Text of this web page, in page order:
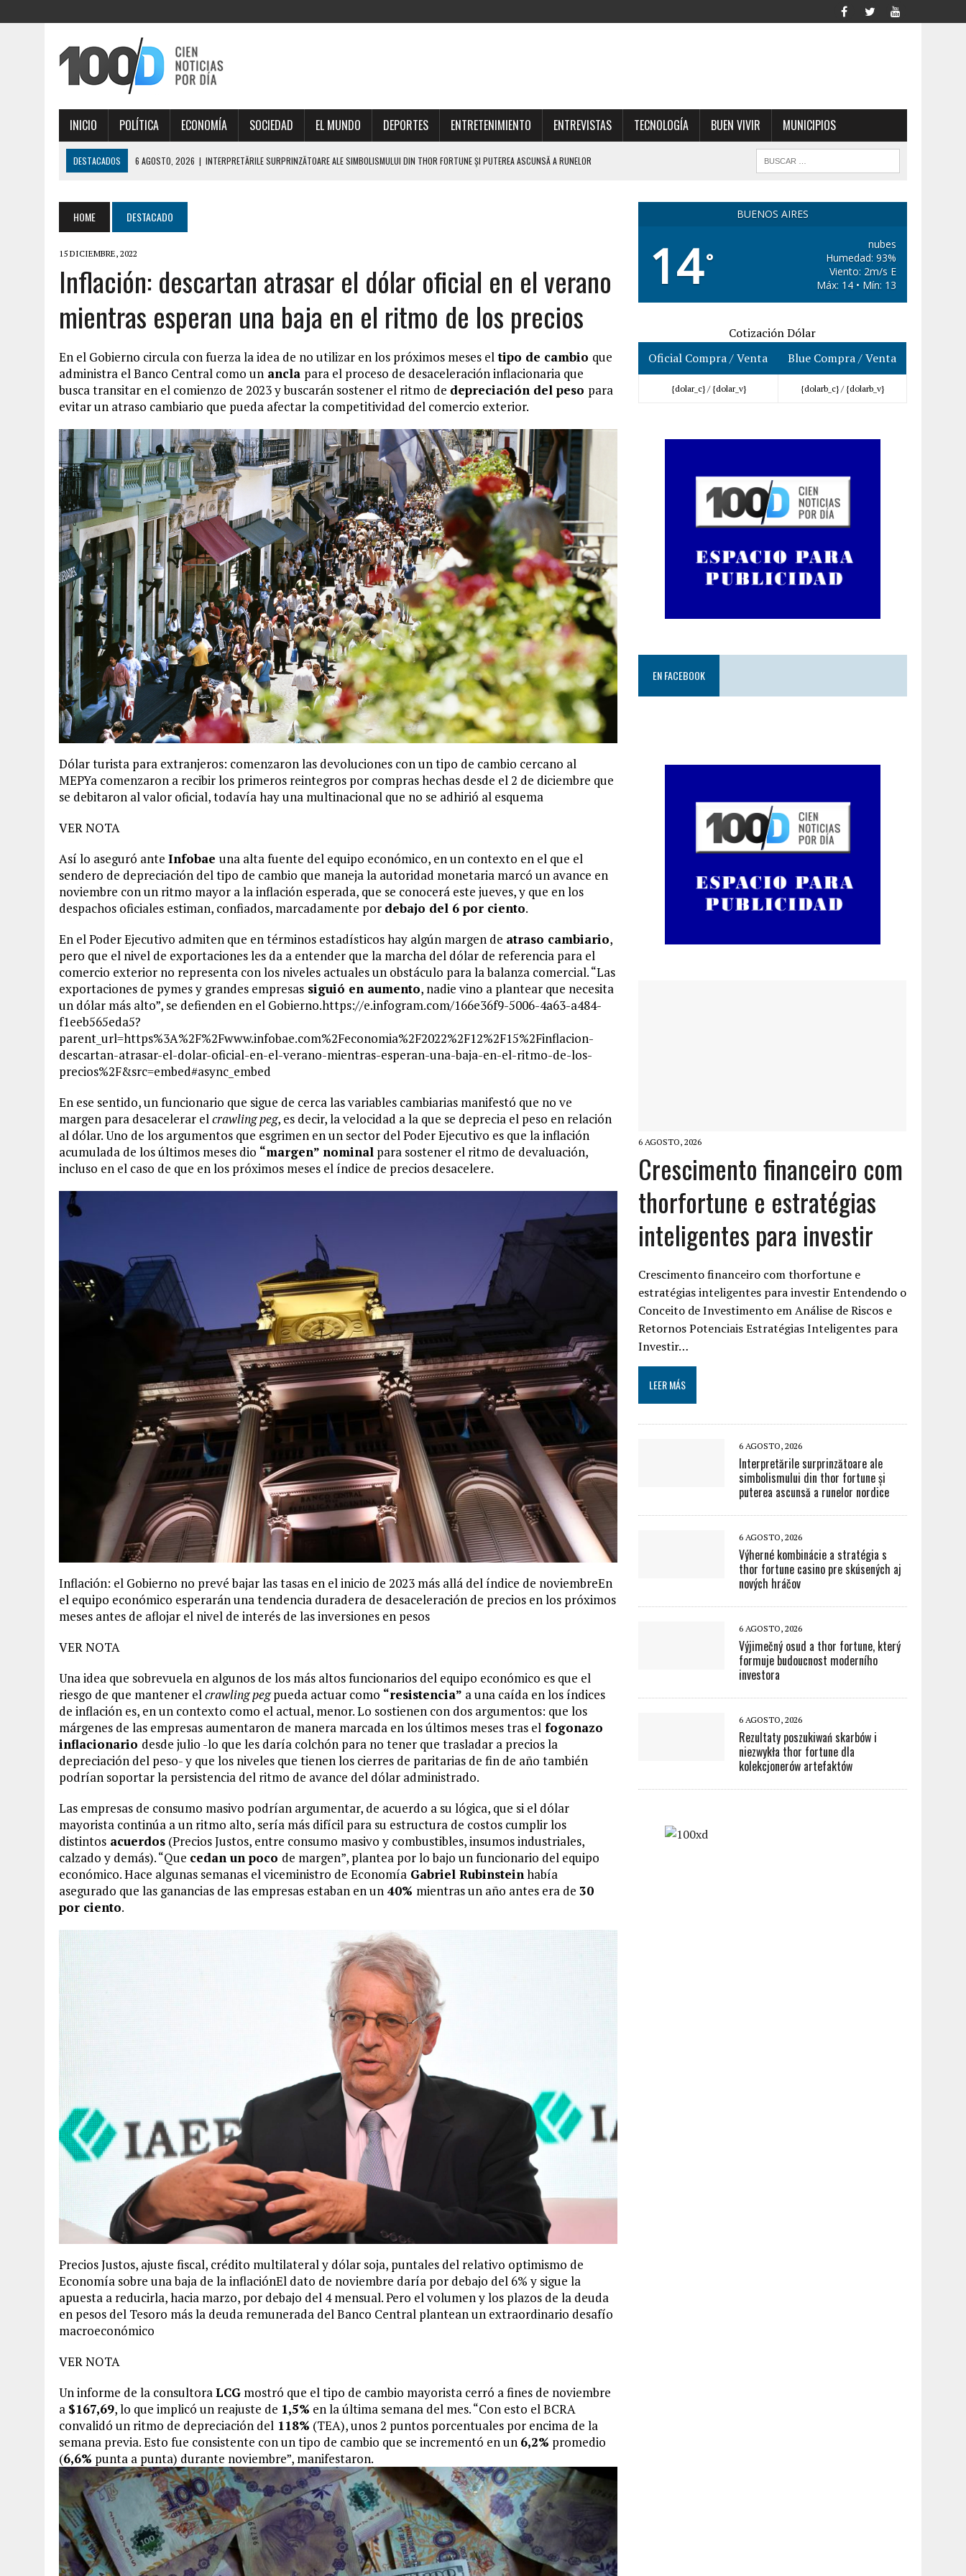
INICIO POLÍTICA ECONOMÍA SOCIEDAD EL MUNDO DEPORTES ENTRETENIMIENTO ENTREVISTAS TECNOLOGÍA BUEN VIVIR MUNICIPIOS
DESTACADOS 6 AGOSTO, 2026 | VÝHERNÉ KOMBINÁCIE A STRATÉGIA S THOR FORTUNE CASINO PRE SKÚSENÝCH AJ NOVÝCH HRÁČOV
6 AGOSTO, 2026 | CRESCIMENTO FINANCEIRO COM THORFORTUNE E ESTRATÉGIAS INTELIGENTES PARA INVESTIR
6 AGOSTO, 2026
HOME DESTACADO
15 DICIEMBRE, 2022
Inflación: descartan atrasar el dólar oficial en el verano
mientras esperan una baja en el ritmo de los precios
En el Gobierno circula con fuerza la idea de no utilizar en los próximos meses eltipo de cambio que
administra el Banco Central como un ancla para el proceso de desaceleración inflacionaria que
busca transitar en el comienzo de 2023 y buscarán sostener el ritmo de depreciación del peso para
evitar un atraso cambiario que pueda afectar la competitividad del comercio exterior.
Dólar turista para extranjeros: comenzaron las devoluciones con un tipo de cambio cercano al
MEPYa comenzaron a recibir los primeros reintegros por compras hechas desde el 2 de diciembre que
se debitaron al valor oficial, todavía hay una multinacional que no se adhirió al esquema
VER NOTA
Así lo aseguró ante Infobae una alta fuente del equipo económico, en un contexto en el que el
sendero de depreciación del tipo de cambio que maneja la autoridad monetaria marcó un avance en
noviembre con un ritmo mayor a la inflación esperada, que se conocerá este jueves, y que en los
despachos oficiales estiman, confiados, marcadamente por debajo del 6 por ciento.
En el Poder Ejecutivo admiten que en términos estadísticos hay algún margen de atraso cambiario,
pero que el nivel de exportaciones les da a entender que la marcha del dólar de referencia para el
comercio exterior no representa con los niveles actuales un obstáculo para la balanza comercial. “Las
exportaciones de pymes y grandes empresas siguió en aumento, nadie vino a plantear que necesita
un dólar más alto”, se defienden en el Gobierno.https://e.infogram.com/166e36f9-5006-4a63-a484-
f1eeb565eda5?
parent_url=https%3A%2F%2Fwww.infobae.com%2Feconomia%2F2022%2F12%2F15%2Finflacion-
descartan-atrasar-el-dolar-oficial-en-el-verano-mientras-esperan-una-baja-en-el-ritmo-de-los-
precios%2F&src=embed#async_embed
En ese sentido, un funcionario que sigue de cerca las variables cambiarias manifestó que no ve
margen para desacelerar elcrawling peg, es decir, la velocidad a la que se deprecia el peso en relación
al dólar. Uno de los argumentos que esgrimen en un sector del Poder Ejecutivo es que la inflación
acumulada de los últimos meses dio “margen” nominal para sostener el ritmo de devaluación,
incluso en el caso de que en los próximos meses el índice de precios desacelere.
Inflación: el Gobierno no prevé bajar las tasas en el inicio de 2023 más allá del índice de noviembreEn
el equipo económico esperarán una tendencia duradera de desaceleración de precios en los próximos
meses antes de aflojar el nivel de interés de las inversiones en pesos
VER NOTA
Una idea que sobrevuela en algunos de los más altos funcionarios del equipo económico es que el
riesgo de que mantener elcrawling pegpueda actuar como “resistencia” a una caída en los índices
de inflación es, en un contexto como el actual, menor. Lo sostienen con dos argumentos: que los
márgenes de las empresas aumentaron de manera marcada en los últimos meses tras el fogonazo
inflacionario desde julio -lo que les daría colchón para no tener que trasladar a precios la
depreciación del peso- y que los niveles que tienen los cierres de paritarias de fin de año también
podrían soportar la persistencia del ritmo de avance del dólar administrado.
Las empresas de consumo masivo podrían argumentar, de acuerdo a su lógica, que si el dólar
mayorista continúa a un ritmo alto, sería más difícil para su estructura de costos cumplir los
distintos acuerdos (Precios Justos, entre consumo masivo y combustibles, insumos industriales,
calzado y demás). “Que cedan un poco de margen”, plantea por lo bajo un funcionario del equipo
económico. Hace algunas semanas el viceministro de Economía Gabriel Rubinsteinhabía
asegurado que las ganancias de las empresas estaban en un 40% mientras un año antes era de 30
por ciento.
Precios Justos, ajuste fiscal, crédito multilateral y dólar soja, puntales del relativo optimismo de
Economía sobre una baja de la inflaciónEl dato de noviembre daría por debajo del 6% y sigue la
apuesta a reducirla, hacia marzo, por debajo del 4 mensual. Pero el volumen y los plazos de la deuda
en pesos del Tesoro más la deuda remunerada del Banco Central plantean un extraordinario desafío
macroeconómico
VER NOTA
Un informe de la consultoraLCG mostró que el tipo de cambio mayorista cerró a fines de noviembre
a $167,69, lo que implicó un reajuste de 1,5% en la última semana del mes. “Con esto el BCRA
convalidó un ritmo de depreciación del 118% (TEA), unos 2 puntos porcentuales por encima de la
semana previa. Esto fue consistente con un tipo de cambio que se incrementó en un 6,2% promedio
(6,6% punta a punta) durante noviembre”, manifestaron.
BUENOS AIRES
14°
nubes
Humedad: 93%
Viento: 2m/s E
Máx: 14 • Mín: 13
Cotización Dólar
Oficial Compra / Venta
Blue Compra / Venta
{dolar_c} / {dolar_v} {dolarb_c} / {dolarb_v}
EN FACEBOOK
6 AGOSTO, 2026
Crescimento financeiro com
thorfortune e estratégias
inteligentes para investir
Crescimento financeiro com thorfortune e
estratégias inteligentes para investir Entendendo o
Conceito de Investimento em Análise de Riscos e
Retornos Potenciais Estratégias Inteligentes para
Investir…
LEER MÁS
6 AGOSTO, 2026
Interpretările surprinzătoare ale
simbolismului din thor fortune și
puterea ascunsă a runelor nordice
6 AGOSTO, 2026
Výherné kombinácie a stratégia s
thor fortune casino pre skúsených aj
nových hráčov
6 AGOSTO, 2026
Výjimečný osud a thor fortune, který
formuje budoucnost moderního
investora
6 AGOSTO, 2026
Rezultaty poszukiwań skarbów i
niezwykła thor fortune dla
kolekcjonerów artefaktów